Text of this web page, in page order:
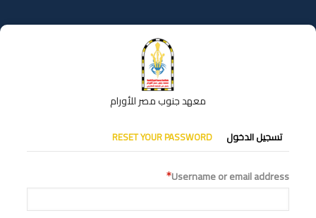
إلى
المحتوى
معهد جنوب مصر للأورام
التبويبات
الأساسية
تسجيل الدخول RESET YOUR PASSWORD
Username or email address